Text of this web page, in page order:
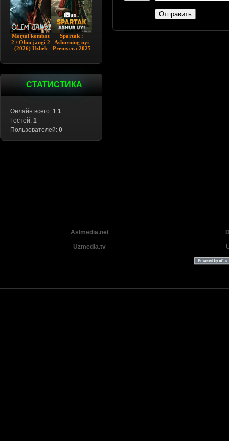
Mortal kombat
2 / Ólim jangi 2
(2026) Uzbek
tilida
Spartak :
Ashurning uyi
Premyera 2025
Barcha qismlar
СТАТИСТИКА
Онлайн всего: 1 1
Гостей: 1
Пользователей: 0
Отправить
Aslmedia.net
Uzmedia.tv